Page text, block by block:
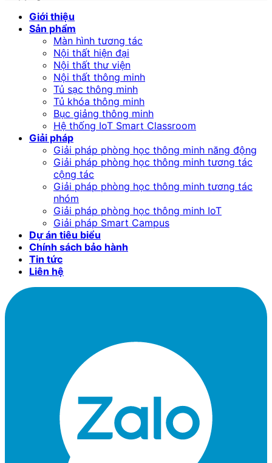
Giới thiệu
Sản phẩm
Màn hình tương tác
Nội thất hiện đại
Nội thất thư viện
Nội thất thông minh
Tủ sạc thông minh
Tủ khóa thông minh
Bục giảng thông minh
Hệ thống IoT Smart Classroom
Giải pháp
Giải pháp phòng học thông minh năng động
Giải pháp phòng học thông minh tương tác
cộng tác
Giải pháp phòng học thông minh tương tác
nhóm
Giải pháp phòng học thông minh IoT
Giải pháp Smart Campus
Dự án tiêu biểu
Chính sách bảo hành
Tin tức
Liên hệ